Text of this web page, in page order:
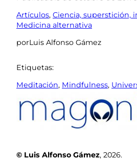
Artículos, Ciencia, superstición,
Medicina alternativa
porLuis Alfonso Gámez
Etiquetas:
Meditación, Mindfulness,
© Luis Alfonso Gámez, 2026.